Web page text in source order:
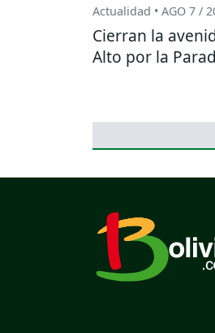
Actualidad • AGO 7 /
Cierran la
Alto por la